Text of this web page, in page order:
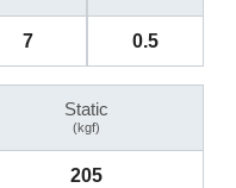
7 0.5
Static
(kgf)
205